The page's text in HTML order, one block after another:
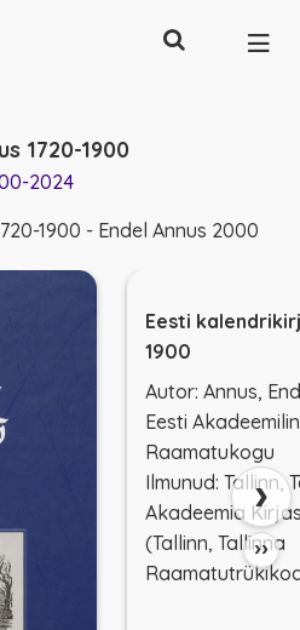
Otsing
1720-1900
2024
1900 - Endel Annus 2000
Eesti
1900
Autor: Annus,
Eesti
Raamatukogu
Ilmunud: Tallinn,
Akadeemia
(Tallinn, Tallinna
››
›